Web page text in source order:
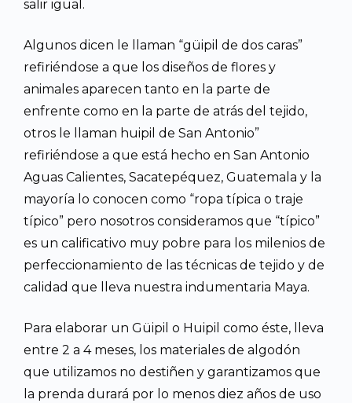
salir igual.
Algunos dicen le llaman “güipil de dos caras”
refiriéndose a que los diseños de flores y
animales aparecen tanto en la parte de
enfrente como en la parte de atrás del tejido,
otros le llaman huipil de San Antonio”
refiriéndose a que está hecho en San Antonio
Aguas Calientes, Sacatepéquez, Guatemala y la
mayoría lo conocen como “ropa típica o traje
típico” pero nosotros consideramos que “típico”
es un calificativo muy pobre para los milenios de
perfeccionamiento de las técnicas de tejido y de
calidad que lleva nuestra indumentaria Maya.
Para elaborar un Güipil o Huipil como éste, lleva
entre 2 a 4 meses, los materiales de algodón
que utilizamos no destiñen y garantizamos que
la prenda durará por lo menos diez años de uso